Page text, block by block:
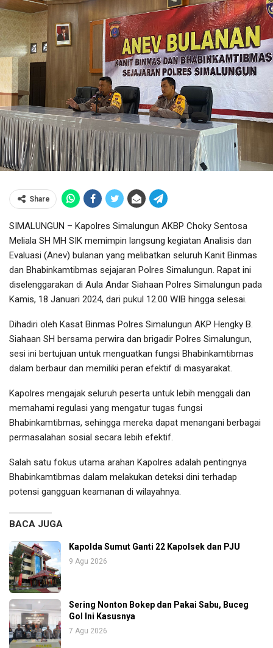
Share
SIMALUNGUN – Kapolres Simalungun AKBP Choky Sentosa
Meliala SH MH SIK memimpin langsung kegiatan Analisis dan
Evaluasi (Anev) bulanan yang melibatkan seluruh Kanit Binmas
dan Bhabinkamtibmas sejajaran Polres Simalungun. Rapat ini
diselenggarakan di Aula Andar Siahaan Polres Simalungun pada
Kamis, 18 Januari 2024, dari pukul 12.00 WIB hingga selesai.
Dihadiri oleh Kasat Binmas Polres Simalungun AKP Hengky B.
Siahaan SH bersama perwira dan brigadir Polres Simalungun,
sesi ini bertujuan untuk menguatkan fungsi Bhabinkamtibmas
dalam berbaur dan memiliki peran efektif di masyarakat.
Kapolres mengajak seluruh peserta untuk lebih menggali dan
memahami regulasi yang mengatur tugas fungsi
Bhabinkamtibmas, sehingga mereka dapat menangani berbagai
permasalahan sosial secara lebih efektif.
Salah satu fokus utama arahan Kapolres adalah pentingnya
Bhabinkamtibmas dalam melakukan deteksi dini terhadap
potensi gangguan keamanan di wilayahnya.
BACA JUGA
Kapolda Sumut Ganti 22 Kapolsek dan PJU
9 Agu 2026
Sering Nonton Bokep dan Pakai Sabu, Buceg
Gol Ini Kasusnya
7 Agu 2026